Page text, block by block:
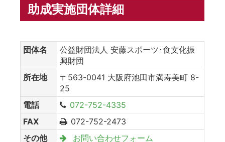
助成実施団体詳細
団体名
公益財団法人 安藤スポーツ･食文化振
興財団
所在地
〒563-0041 大阪府池田市満寿美町 8-
25
電話
072-752-4335
FAX
072-752-2473
その他
お問い合わせフォーム